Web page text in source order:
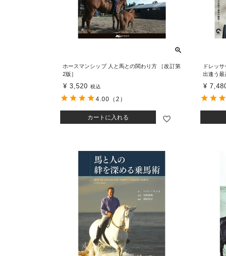
ホースマンシップ 人と馬との関わり方 ［改訂第
2版］
¥ 3,520 税込
カートに入れる
4.00 （2）
ドレッ
出逢う最
¥